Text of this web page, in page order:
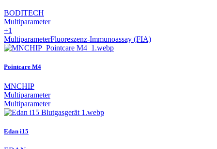
BODITECH
Multiparameter
+1
MultiparameterFluoreszenz-Immunoassay (FIA)
Pointcare M4
MNCHIP
Multiparameter
Multiparameter
Edan i15